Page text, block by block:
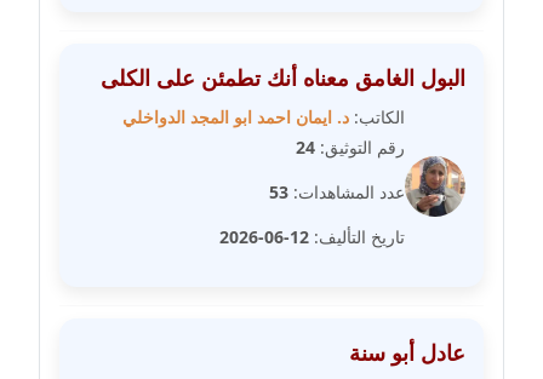
عاملة
مدونة رانيا ثروت
عاملة
مدونة رجاء دياب
عاملة
البول الغامق معناه أنك تطمئن على الكلى
الكاتب: د. ايمان احمد ابو المجد الدواخلي
رقم التوثيق: 24
عدد المشاهدات: 53
تاريخ التأليف: 12-06-2026
عادل أبو سنة